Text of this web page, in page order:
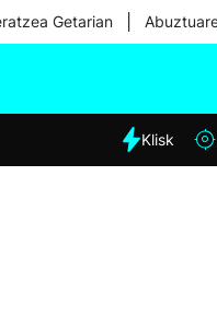
Getarian
Eguraldia
Klisk